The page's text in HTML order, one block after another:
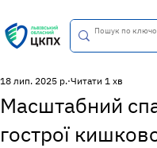
Масштабний
гострої
18 лип. 2025 р. Читати 1 хв